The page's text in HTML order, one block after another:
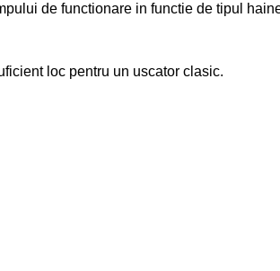
de functionare in functie de tipul
loc pentru un uscator clasic.